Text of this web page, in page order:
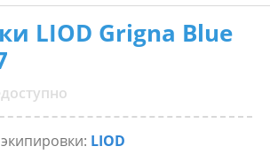
LIOD Grigna Blue
LIOD